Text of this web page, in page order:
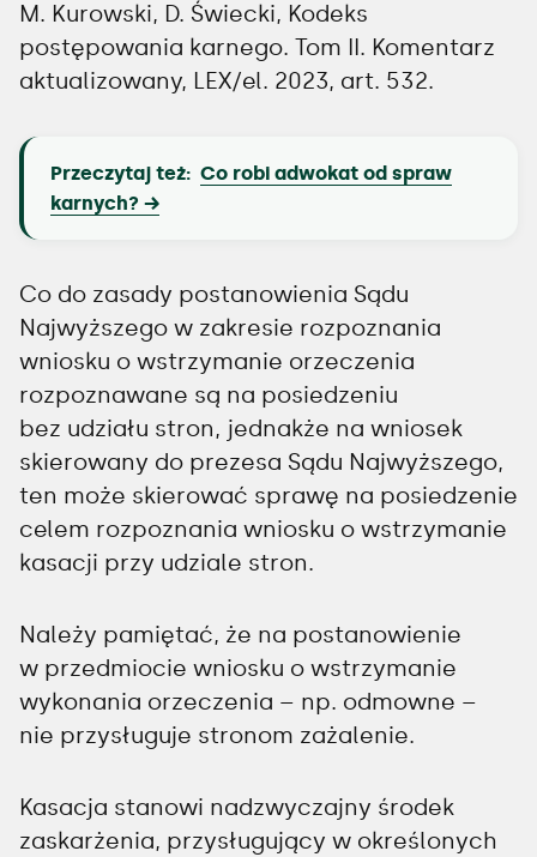
M. Kurowski, D. Świecki, Kodeks
postępowania karnego. Tom II. Komentarz
aktualizowany, LEX/el. 2023, art. 532.
Przeczytaj też: Co robi adwokat od spraw
karnych?
Co do zasady postanowienia Sądu
Najwyższego w zakresie rozpoznania
wniosku o wstrzymanie orzeczenia
rozpoznawane są na posiedzeniu
bez udziału stron, jednakże na wniosek
skierowany do prezesa Sądu Najwyższego,
ten może skierować sprawę na posiedzenie
celem rozpoznania wniosku o wstrzymanie
kasacji przy udziale stron.
Należy pamiętać, że na postanowienie
w przedmiocie wniosku o wstrzymanie
wykonania orzeczenia – np. odmowne –
nie przysługuje stronom zażalenie.
Kasacja stanowi nadzwyczajny środek
zaskarżenia, przysługujący w określonych